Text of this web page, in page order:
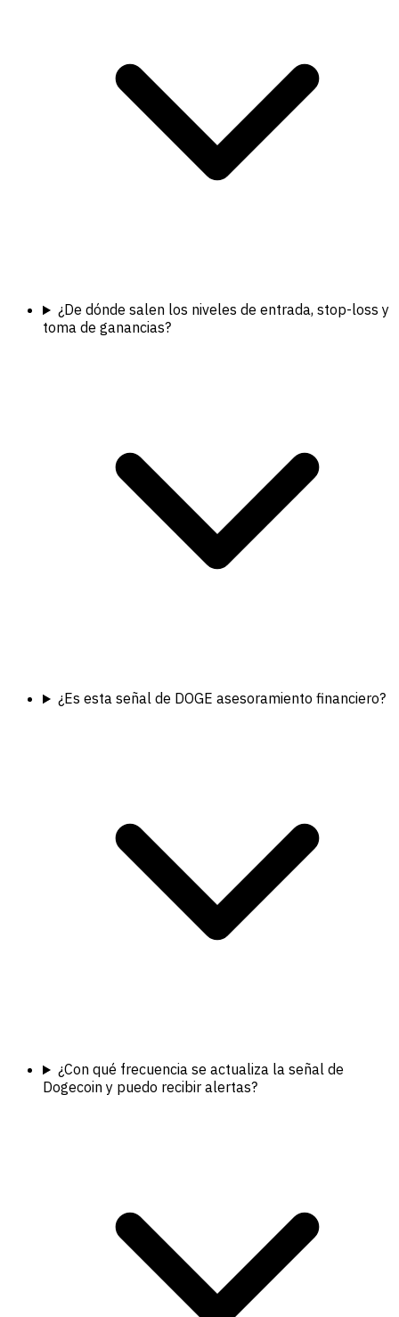
¿De dónde salen los niveles de entrada, stop-loss y
toma de ganancias?
¿Es esta señal de DOGE asesoramiento financiero?
¿Con qué frecuencia se actualiza la señal de
Dogecoin y puedo recibir alertas?